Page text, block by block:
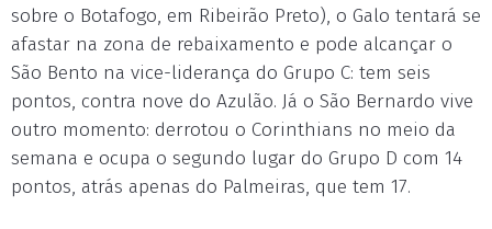
sobre o Botafogo, em Ribeirão Preto), o Galo tentará se
afastar na zona de rebaixamento e pode alcançar o
São Bento na vice-liderança do Grupo C: tem seis
pontos, contra nove do Azulão. Já o São Bernardo vive
outro momento: derrotou o Corinthians no meio da
semana e ocupa o segundo lugar do Grupo D com 14
pontos, atrás apenas do Palmeiras, que tem 17.